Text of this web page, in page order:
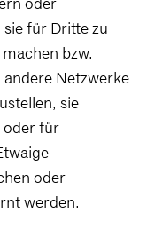
für Dritte zu
bzw.
Netzwerke
sie
oder für
oder
werden.